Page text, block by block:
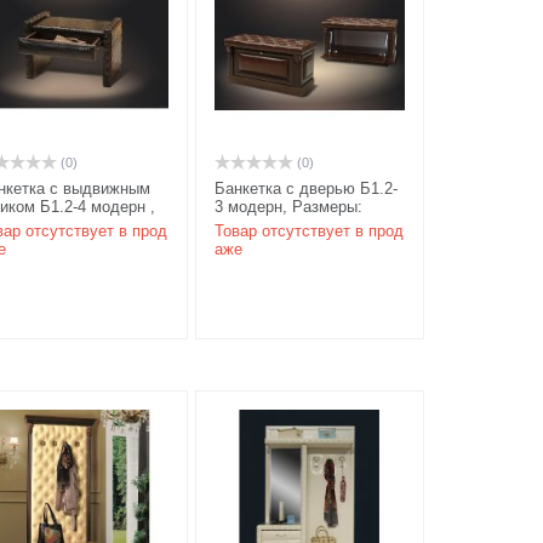
(0)
с выдвижным
Б1.2-4 модерн ,
650х450х520
цвет карамель/
отсутствует в прод
(0)
Банкетка с дверью Б1.2-
3 модерн, Размеры:
650х450х520 мм, цвет
карамель/береза
Товар отсутствует в прод
аже